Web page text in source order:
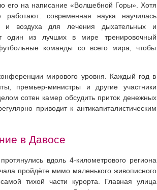
его на написание «Волшебной Горы». Хотя
современная наука научилась
и воздуха для лечения дыхательных и
один из лучших в мире тренировочный
команды со всего мира, чтобы
мирового уровня. Каждый год в
премьер-министры и другие участники
сотен камер обсудить приток денежных
приводит к антикапиталистическим
в Давосе
вдоль 4-километрового региона
пройдёте мимо маленького живописного
тихой части курорта. Главная улица